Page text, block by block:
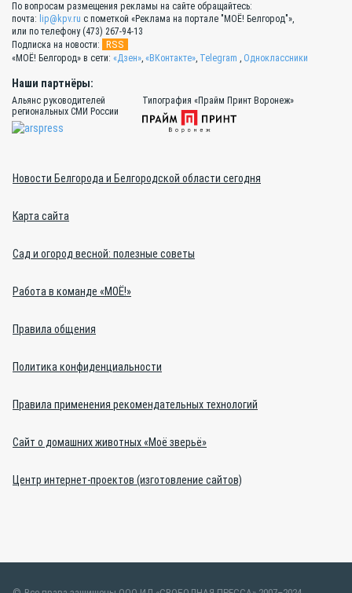
По вопросам размещения рекламы на сайте обращайтесь:
почта: lip@kpv.ru с пометкой «Реклама на портале "МОЁ! Белгород"»,
или по телефону (473) 267-94-13
Подписка на новости:
RSS
«МОЁ! Белгород» в сети: «Дзен», «ВКонтакте», Telegram , Одноклассники
Наши партнёры:
Альянс руководителей
региональных СМИ России
Типография «Прайм Принт Воронеж»
Новости Белгорода и Белгородской области сегодня
Карта сайта
Сад и огород весной: полезные советы
Работа в команде «МОЁ!»
Правила общения
Политика конфиденциальности
Правила применения рекомендательных технологий
Сайт о домашних животных «Моё зверьё»
Центр интернет-проектов (изготовление сайтов)